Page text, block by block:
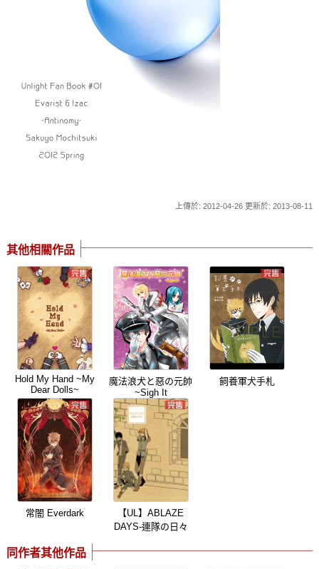
上傳於: 2012-04-26 更新於: 2013-08-11
其他相關作品
Hold My Hand ~My
Dear Dolls~
魔法浪犬と惡の元帥
~Sigh It
飼養軍犬手札
常闇 Everdark
【UL】ABLAZE
DAYS-連隊の日々
同作者其他作品